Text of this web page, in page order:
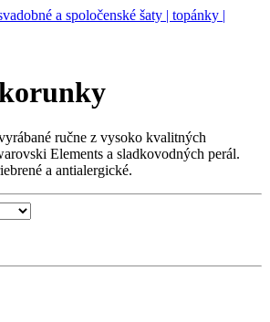
ručne z vysoko kvalitných
Elements a sladkovodných perál.
a antialergické.